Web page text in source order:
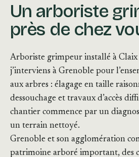
Un arboriste
près de chez
Arboriste grimpeur installé à
j’interviens à Grenoble pour
aux arbres : élagage en taille
dessouchage et travaux d’accès
chantier commence par un
un terrain nettoyé.
Grenoble et son agglomération
patrimoine arboré important, des